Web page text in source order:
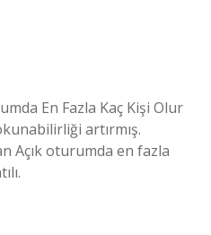
En Fazla Kaç Kişi Olur
artırmış.
Açık oturumda en fazla